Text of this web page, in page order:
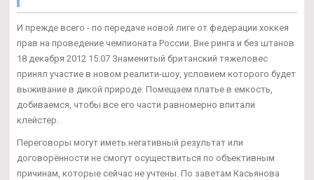
И прежде всего - по передаче новой лиге от федерации хоккея
прав на проведение чемпионата России. Вне ринга и без штанов
18 декабря 2012 15:07 Знаменитый британский тяжеловес
принял участие в новом реалити-шоу, условием которого будет
выживание в дикой природе. Помещаем платье в емкость,
добиваемся, чтобы все его части равномерно впитали
клейстер.
Переговоры могут иметь негативный результат или
договорённости не смогут осуществиться по объективным
причинам, которые сейчас не учтены. По заветам Касьянова